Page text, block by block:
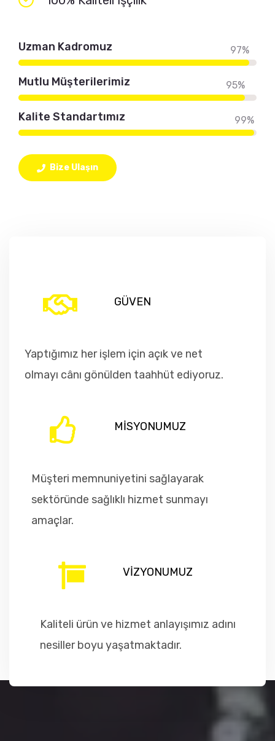
Uzman Kadromuz 97%
Mutlu Müşterilerimiz 95%
Kalite Standartımız 99%
Bize Ulaşın
GÜVEN
Yaptığımız her işlem için açık ve net
olmayı cânı gönülden taahhüt ediyoruz.
MİSYONUMUZ
Müşteri memnuniyetini sağlayarak
sektöründe sağlıklı hizmet sunmayı
amaçlar.
VİZYONUMUZ
Kaliteli ürün ve hizmet anlayışımız adını
nesiller boyu yaşatmaktadır.